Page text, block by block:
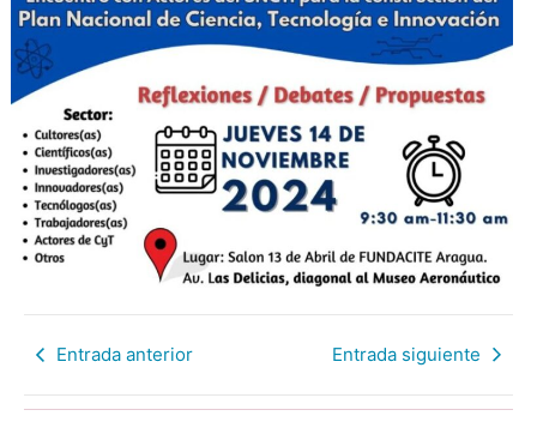
Entrada anterior Entrada siguiente